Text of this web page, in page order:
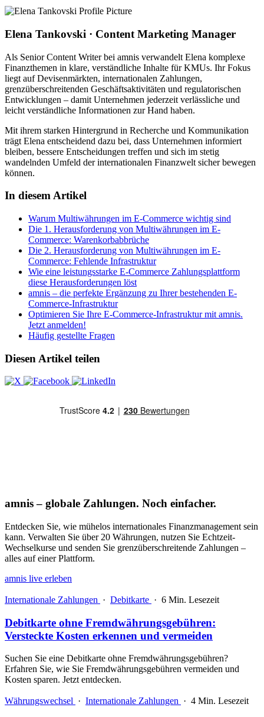
Elena Tankovski · Content Marketing Manager
Als Senior Content Writer bei amnis verwandelt Elena komplexe
Finanzthemen in klare, verständliche Inhalte für KMUs. Ihr Fokus
liegt auf Devisenmärkten, internationalen Zahlungen,
grenzüberschreitenden Geschäftsaktivitäten und regulatorischen
Entwicklungen – damit Unternehmen jederzeit verlässliche und
leicht verständliche Informationen zur Hand haben.
Mit ihrem starken Hintergrund in Recherche und Kommunikation
trägt Elena entscheidend dazu bei, dass Unternehmen informiert
bleiben, bessere Entscheidungen treffen und sich im stetig
wandelnden Umfeld der internationalen Finanzwelt sicher bewegen
können.
In diesem Artikel
Warum Multiwährungen im E-Commerce wichtig sind
Die 1. Herausforderung von Multiwährungen im E-
Commerce: Warenkorbabbrüche
Die 2. Herausforderung von Multiwährungen im E-
Commerce: Fehlende Infrastruktur
Wie eine leistungsstarke E-Commerce Zahlungsplattform
diese Herausforderungen löst
amnis – die perfekte Ergänzung zu Ihrer bestehenden E-
Commerce-Infrastruktur
Optimieren Sie Ihre E-Commerce-Infrastruktur mit amnis.
Jetzt anmelden!
Häufig gestellte Fragen
Diesen Artikel teilen
amnis – globale Zahlungen. Noch einfacher.
Entdecken Sie, wie mühelos internationales Finanzmanagement sein
kann. Verwalten Sie über 20 Währungen, nutzen Sie Echtzeit-
Wechselkurse und senden Sie grenzüberschreitende Zahlungen –
alles auf einer Plattform.
amnis live erleben
Internationale Zahlungen · Debitkarte · 6 Min. Lesezeit
Debitkarte ohne Fremdwährungsgebühren:
Versteckte Kosten erkennen und vermeiden
Suchen Sie eine Debitkarte ohne Fremdwährungsgebühren?
Erfahren Sie, wie Sie Fremdwährungsgebühren vermeiden und
Kosten sparen. Jetzt entdecken.
Währungswechsel · Internationale Zahlungen · 4 Min. Lesezeit